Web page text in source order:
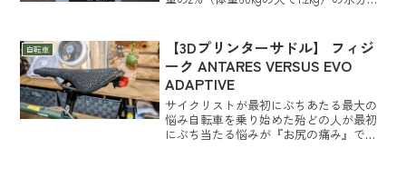
下、4%で疲労感や頭痛等の脱水症状が表
れるそうです...
自転車
【3Dプリンターサドル】 フィジ
ーク ANTARES VERSUS EVO
ADAPTIVE
サイクリストが最初にぶちあたる最大の
悩み自転車を乗り始めた殆どの人が最初
にぶち当たる悩みが『お尻の痛み』で